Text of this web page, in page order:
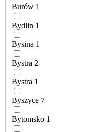
Burów 1
Bydlin 1
Bysina 1
Bystra 2
Bystra 1
Byszyce 7
Bytomsko 1